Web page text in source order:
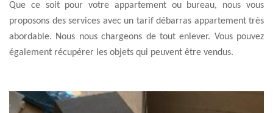
Que ce soit pour votre appartement ou bureau, nous vous
proposons des services avec un tarif débarras appartement très
abordable. Nous nous chargeons de tout enlever. Vous pouvez
également récupérer les objets qui peuvent être vendus.